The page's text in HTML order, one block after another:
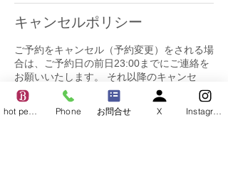
キャンセルポリシー
ご予約をキャンセル（予約変更）をされる場
合は、ご予約日の前日23:00までにご連絡を
お願いいたします。 それ以降のキャンセ
ル、または無断キャンセル・ご予約変更はキ
ャンセル料が発生いたします。
ご予約のキャンセル、変更が度重なるお客様
Phone お問合せ X